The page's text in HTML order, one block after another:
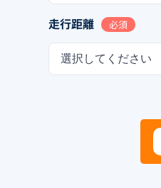
走行距離 必須
選択してください